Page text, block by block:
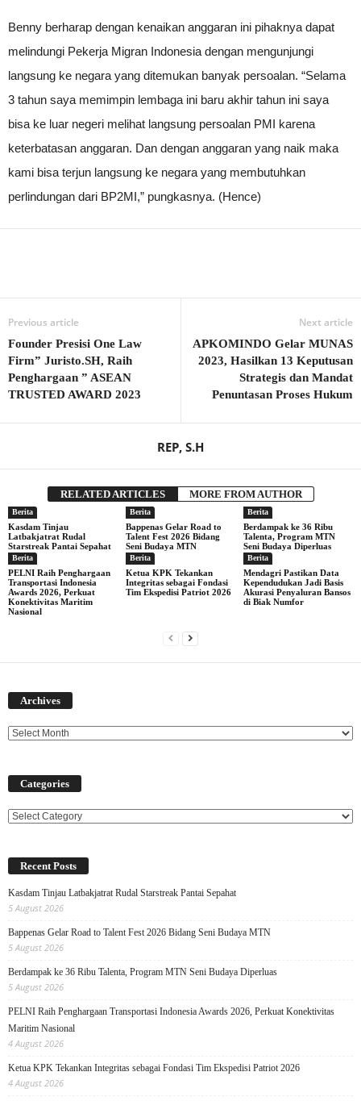
Benny berharap dengan kenaikan anggaran ini pihaknya dapat
melindungi Pekerja Migran Indonesia dengan mengunjungi
langsung ke negara yang ditemukan banyak persoalan. “Selama
3 tahun saya memimpin lembaga ini baru akhir tahun ini saya
bisa ke luar negeri melihat langsung persoalan PMI karena
keterbatasan anggaran. Dan dengan anggaran yang naik maka
kami bisa terjun langsung ke negara yang membutuhkan
perlindungan dari BP2MI,” pungkasnya. (Hence)
Previous article
Founder Presisi One Law
Firm” Juristo.SH, Raih
Penghargaan ” ASEAN
TRUSTED AWARD 2023
Next article
APKOMINDO Gelar MUNAS
2023, Hasilkan 13 Keputusan
Strategis dan Mandat
Penuntasan Proses Hukum
REP, S.H
RELATED ARTICLES MORE FROM AUTHOR
Berita
Kasdam Tinjau
Latbakjatrat Rudal
Starstreak Pantai Sepahat
Berita
Bappenas Gelar Road to
Talent Fest 2026 Bidang
Seni Budaya MTN
Berita
Berdampak ke 36 Ribu
Talenta, Program MTN
Seni Budaya Diperluas
Berita
PELNI Raih Penghargaan
Transportasi Indonesia
Awards 2026, Perkuat
Konektivitas Maritim
Nasional
Berita
Ketua KPK Tekankan
Integritas sebagai Fondasi
Tim Ekspedisi Patriot 2026
Berita
Mendagri Pastikan Data
Kependudukan Jadi Basis
Akurasi Penyaluran Bansos
di Biak Numfor
Archives
Categories
Categories
Recent Posts
Kasdam Tinjau Latbakjatrat Rudal Starstreak Pantai Sepahat
5 August 2026
Bappenas Gelar Road to Talent Fest 2026 Bidang Seni Budaya MTN
5 August 2026
Berdampak ke 36 Ribu Talenta, Program MTN Seni Budaya Diperluas
5 August 2026
PELNI Raih Penghargaan Transportasi Indonesia Awards 2026, Perkuat Konektivitas
Maritim Nasional
4 August 2026
Ketua KPK Tekankan Integritas sebagai Fondasi Tim Ekspedisi Patriot 2026
4 August 2026